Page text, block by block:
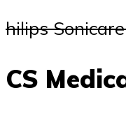
hilips
CS